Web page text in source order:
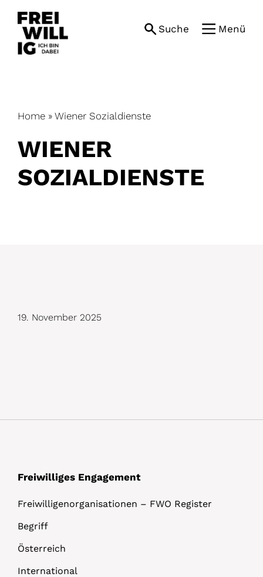
content
Suche Menü
Home » Wiener Sozialdienste
WIENER
SOZIALDIENSTE
D
19. November 2025
Freiwilliges Engagement
Freiwilligenorganisationen – FWO Register
Begriff
Österreich
International